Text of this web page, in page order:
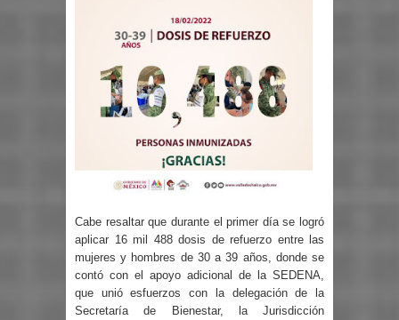
Cabe resaltar que durante el primer día se logró
aplicar 16 mil 488 dosis de refuerzo entre las
mujeres y hombres de 30 a 39 años, donde se
contó con el apoyo adicional de la SEDENA,
que unió esfuerzos con la delegación de la
Secretaría de Bienestar, la Jurisdicción